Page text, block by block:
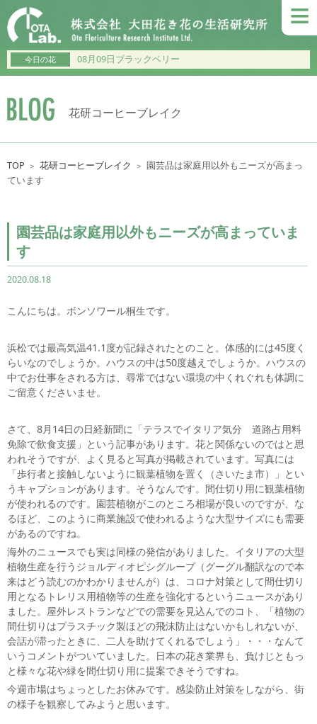
≡
今日の花 08月09日ブラックベリー
花研コーヒーブレイク
TOP ＞ 花研コーヒーブレイク ＞ 園芸品は家庭用以外もニーズが高まっ
ています
園芸品は家庭用以外もニーズが高まっていま
す
2020.08.18
こんにちは。ボンソワール桐生です。
浜松では最高気温41.1度が記録されたとのこと。体感的には45度く
らいなのでしょうか。ハウスの中は50度越えでしょうか。ハウスの
中でお仕事をされる方は、尋常ではない環境の中くれぐれも体調に
ご留意くださいませ。
さて、8月14日の日経新聞に「テラスでイタリア気分 道路占用料
免除で飲食支援」という記事があります。花と関係ないのではと思
われそうですが、よく見ると写真が掲載されています。写真には
「歩行者と接触しないように観葉植物を置く（さいたま市）」とい
うキャプションがあります。そうなんです。間仕切り用に観葉植物
が使われるのです。園芸植物がこのところ相場が良いのですが、な
るほど、このように商業施設で使われるような大型サイズにも需要
があるのですね。
海外のニュースでも実は同様の発信がありました。イタリアの大型
植物生産を行うジョルディオピシグループ（グーグル翻訳なので本
来はどう読むのかわかりませんが）は、コロナ対策として間仕切り
用となるトレリス用植物等の生産を強化するというニュースがあり
ました。屋外レストランなどでの需要を見込んでのコト、「植物の
間仕切りはプラスチック製ほどの飛沫防止はないかもしれないが、
会話が滞ったときに、二人を助けてくれるでしょう」・・・なんて
いうコメントがついていました。日本の花き業界も、負けじともっ
と様々な花や緑を間仕切り用に提案できそうですね。
今週市場はちょっとしたお休みです。感染防止対策をしながら、街
の様子を観察してみようと思います。